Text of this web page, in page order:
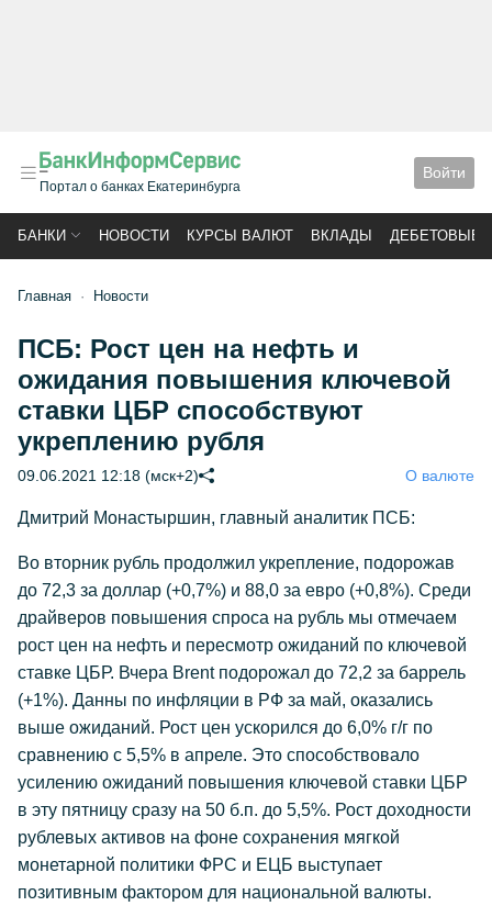
Портал о банках Екатеринбурга
Войти
БАНКИ НОВОСТИ КУРСЫ ВАЛЮТ ВКЛАДЫ ДЕБЕТОВЫЕ
Главная Новости
ПСБ: Рост цен на нефть и
ожидания повышения ключевой
ставки ЦБР способствуют
укреплению рубля
09.06.2021 12:18 (мск+2) О валюте
Дмитрий Монастыршин, главный аналитик ПСБ:
Во вторник рубль продолжил укрепление, подорожав
до 72,3 за доллар (+0,7%) и 88,0 за евро (+0,8%). Среди
драйверов повышения спроса на рубль мы отмечаем
рост цен на нефть и пересмотр ожиданий по ключевой
ставке ЦБР. Вчера Brent подорожал до 72,2 за баррель
(+1%). Данны по инфляции в РФ за май, оказались
выше ожиданий. Рост цен ускорился до 6,0% г/г по
сравнению с 5,5% в апреле. Это способствовало
усилению ожиданий повышения ключевой ставки ЦБР
в эту пятницу сразу на 50 б.п. до 5,5%. Рост доходности
рублевых активов на фоне сохранения мягкой
монетарной политики ФРС и ЕЦБ выступает
позитивным фактором для национальной валюты.